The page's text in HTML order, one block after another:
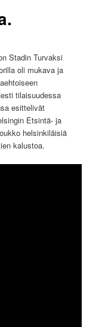
Stadin Turvaksi
oli mukava ja
tilaisuudessa
esittelivät
Etsintä- ja
helsinkiläisiä
kalustoa.